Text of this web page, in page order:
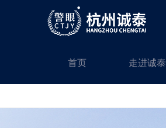
首页 走进诚泰